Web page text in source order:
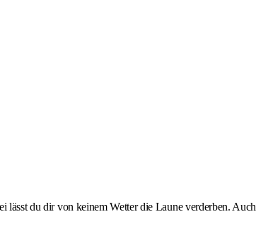
du dir von keinem Wetter die Laune verderben.